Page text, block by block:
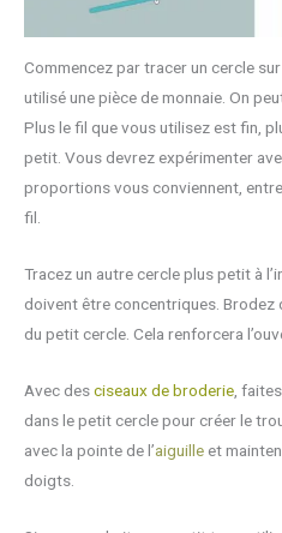
Commencez par tracer un cercle
utilisé une pièce de monnaie. On
Plus le fil que vous utilisez est fin,
petit. Vous devrez expérimenter
proportions vous conviennent,
fil.
Tracez un autre cercle plus petit à
doivent être concentriques.
du petit cercle. Cela renforcera
Avec desciseaux de broderie ,
dans le petit cercle pour créer le
avec la pointe de l’aiguille et
doigts.